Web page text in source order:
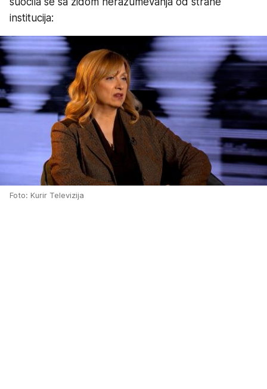
institucija:
Foto: Kurir Televizija